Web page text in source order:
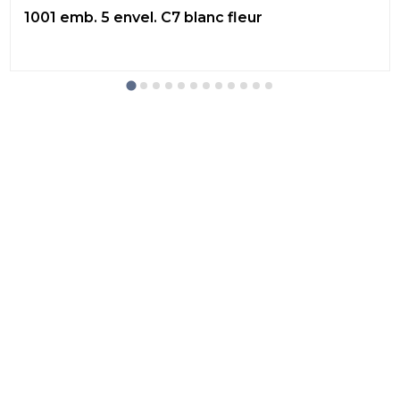
1001 emb. 5 envel. C7 blanc fleur